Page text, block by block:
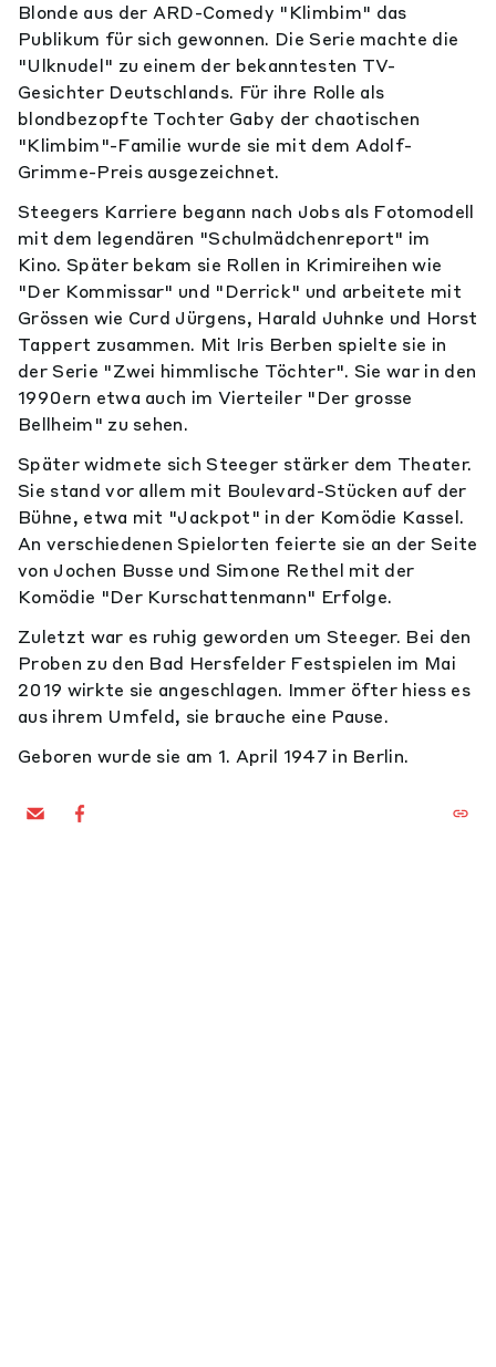
Blonde aus der ARD-Comedy "Klimbim" das
Publikum für sich gewonnen. Die Serie machte die
"Ulknudel" zu einem der bekanntesten TV-
Gesichter Deutschlands. Für ihre Rolle als
blondbezopfte Tochter Gaby der chaotischen
"Klimbim"-Familie wurde sie mit dem Adolf-
Grimme-Preis ausgezeichnet.
Steegers Karriere begann nach Jobs als Fotomodell
mit dem legendären "Schulmädchenreport" im
Kino. Später bekam sie Rollen in Krimireihen wie
"Der Kommissar" und "Derrick" und arbeitete mit
Grössen wie Curd Jürgens, Harald Juhnke und Horst
Tappert zusammen. Mit Iris Berben spielte sie in
der Serie "Zwei himmlische Töchter". Sie war in den
1990ern etwa auch im Vierteiler "Der grosse
Bellheim" zu sehen.
Später widmete sich Steeger stärker dem Theater.
Sie stand vor allem mit Boulevard-Stücken auf der
Bühne, etwa mit "Jackpot" in der Komödie Kassel.
An verschiedenen Spielorten feierte sie an der Seite
von Jochen Busse und Simone Rethel mit der
Komödie "Der Kurschattenmann" Erfolge.
Zuletzt war es ruhig geworden um Steeger. Bei den
Proben zu den Bad Hersfelder Festspielen im Mai
2019 wirkte sie angeschlagen. Immer öfter hiess es
aus ihrem Umfeld, sie brauche eine Pause.
Geboren wurde sie am 1. April 1947 in Berlin.